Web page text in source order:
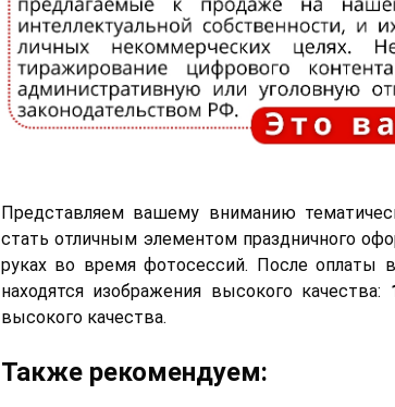
Представляем вашему вниманию
стать отличным элементом праздничного
руках во время фотосессий. После оплаты
находятся изображения высокого качества:
высокого качества.
Также рекомендуем: